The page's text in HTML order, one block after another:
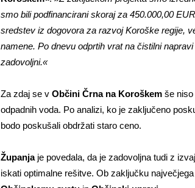
smo bili podfinancirani skoraj za 450.000,00
sredstev iz dogovora za razvoj Koroške regije,
namene. Po dnevu odprtih vrat na čistilni
zadovoljni.«
Za zdaj se v Občini Črna na Koroškem še
odpadnih voda. Po analizi, ko je zaključeno
bodo poskušali obdržati staro ceno.
Županjaje povedala, da je zadovoljna tudi z
iskati optimalne rešitve. Ob zaključku